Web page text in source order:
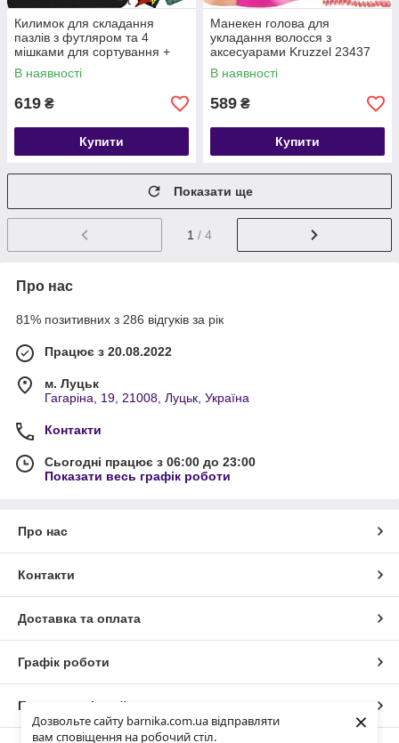
Дозвольте сайту barnika.com.ua відправляти
вам сповіщення на робочий стіл.
×
Килимок для складання
пазлів з футляром та 4
мішками для сортування +
насос Malatec (21835)
В наявності
619 ₴
Купити
Манекен голова для
укладання волосся з
аксесуарами Kruzzel 23437
В наявності
589 ₴
Купити
Показати ще
1 / 4
Про нас
81% позитивних з 286 відгуків за рік
Працює з 20.08.2022
м. Луцьк
Гагаріна, 19, 21008, Луцьк, Україна
Контакти
Сьогодні працює з 06:00 до 23:00
Показати весь графік роботи
Про нас
Контакти
Доставка та оплата
Графік роботи
Повна версія сайту